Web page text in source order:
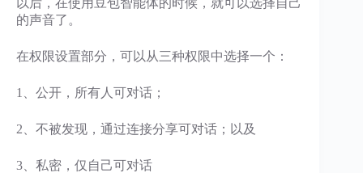
以后，在使用豆包智能体的时候，就可以选择自己
的声音了。
在权限设置部分，可以从三种权限中选择一个：
1、公开，所有人可对话；
2、不被发现，通过连接分享可对话；以及
3、私密，仅自己可对话